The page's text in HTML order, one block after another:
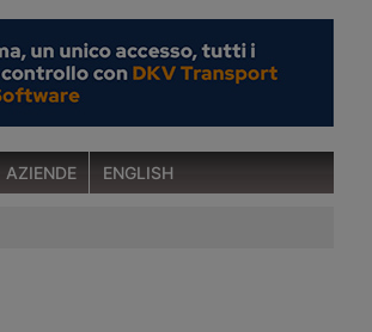
AZIENDE ENGLISH